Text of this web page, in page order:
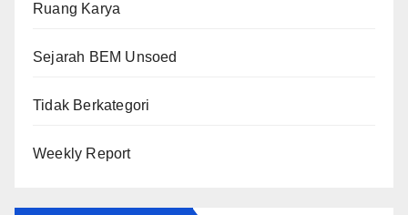
Ruang Karya
Sejarah BEM Unsoed
Tidak Berkategori
Weekly Report